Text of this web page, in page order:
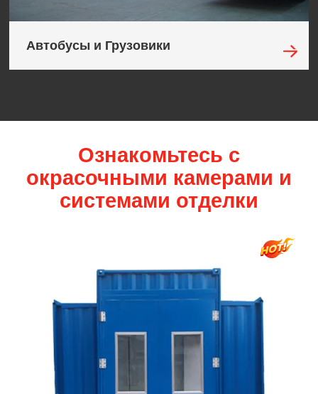
Автобусы и Грузовики
Ознакомьтесь с
окрасочными камерами и
системами отделки